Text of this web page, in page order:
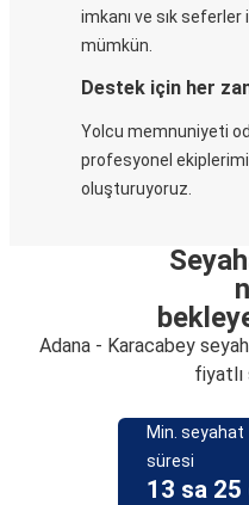
imkanı ve sık
mümkün.
Destek için her
Yolcu memnuniyeti
profesyonel
oluşturuyoruz.
Adana - Karacabey
fiyatlı
Min. seyahat
süresi
13 sa 25